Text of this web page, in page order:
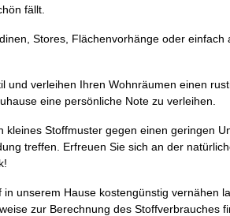
fällt.
Stores, Flächenvorhänge oder
verleihen Ihren Wohnräumen einen
eine persönliche Note zu verleihen.
kleines Stoffmuster gegen einen geringen
treffen. Erfreuen Sie sich an der
unserem Hause kostengünstig vernähen
zur Berechnung des Stoffverbrauches